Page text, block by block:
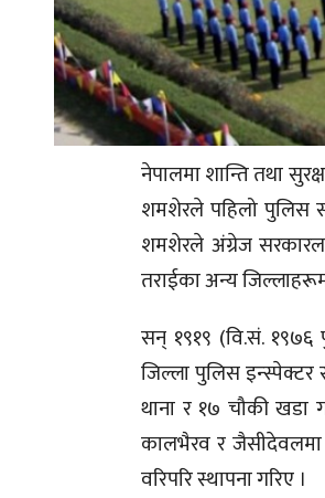
नेपालमा शान्ति तथा
शमशेरले पहिलो पुलिस
शमशेरले अंग्रेज
तराईका अन्य
सन् १९१९ (वि.सं. १९७६
जिल्ला पुलिस इन्स्पेक्टर
थाना र १७ चौकी खडा
कालभैरव र जैसीदेवलमा
वरिपरि स्थापना गरिए ।